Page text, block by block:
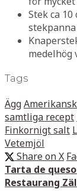
Stek ca
medelhög
Tags
Ägg
samtliga recept
Finkornigt salt
Vetemjöl
Share on X
Tarta de
Restaurang